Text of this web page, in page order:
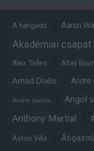
A hangadó Aaron
Akadémiai csapat
Alex Telles Altay
Amad Diallo Andre
Andrey Santos Angol
Anthony Martial
Aston Villa